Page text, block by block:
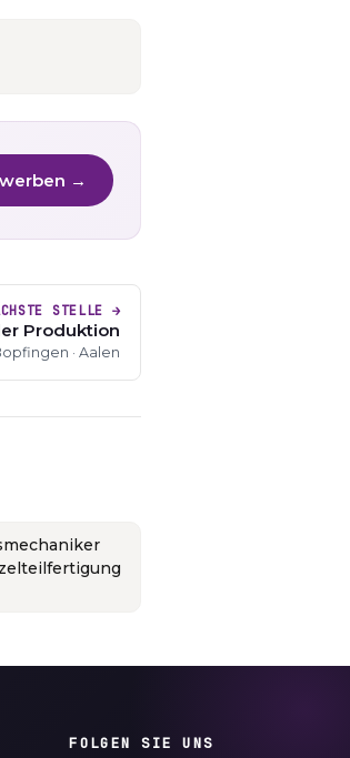
→
STELLE →
Produktion
· Aalen
FOLGEN SIE UNS